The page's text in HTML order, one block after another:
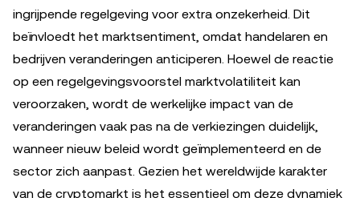
ingrijpende regelgeving voor extra onzekerheid. Dit
beïnvloedt het marktsentiment, omdat handelaren en
bedrijven veranderingen anticiperen. Hoewel de reactie
op een regelgevingsvoorstel marktvolatiliteit kan
veroorzaken, wordt de werkelijke impact van de
veranderingen vaak pas na de verkiezingen duidelijk,
wanneer nieuw beleid wordt geïmplementeerd en de
sector zich aanpast. Gezien het wereldwijde karakter
van de cryptomarkt is het essentieel om deze dynamiek